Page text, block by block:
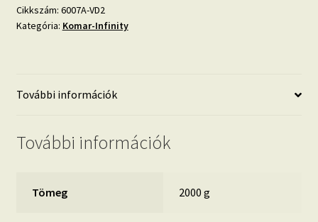
rózsaszín
flamingó
Cikkszám: 6007A-VD2
Kategória: Komar-Infinity
További információk
További információk
Tömeg 2000 g